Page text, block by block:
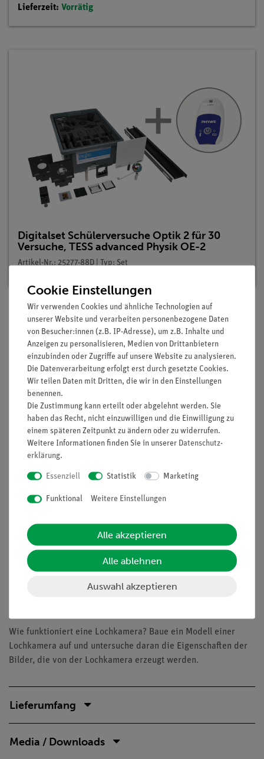
Lieferzeit: Vorrätig
Digitalset Schülerversuche Optik 2 für 30
Versuche, TESS advanced Physik OE-2
Artikel-Nr.: 25277-88D | Typ: Set
Beschreibung
Prinzip
Der Bau einer Lochkamera ist recht einfach, und die Schüler
fertigen i.a. gern eine Lochkamera an und experimentieren
mit ihr. Es empfiehlt sich daher, dass sie eine entsprechende
Hausaufgabe erhalten. Das Experiment mit dem Modell einer
Lochkamera hat den Vorzug, dass mit ihm exakte
Untersuchungen zu den Bedingungen möglich sind, die die
Bildqualität beeinflussen.
Vorteile
Grundlagen der geometrischen Optik auf dem Tisch,
Farbmischung und auf der optischen Bank
Erweiterung mit Aufbausets jederzeit möglich und keine
zusätzlichen Leuchten erforderlich, dadurch
Wiedererkennungswert für den Schüler
Wie funktioniert eine Lochkamera? Baue ein Modell einer
Lochkamera auf und untersuche daran die Eigenschaften der
Bilder, die von der Lochkamera erzeugt werden.
Lieferumfang
Media / Downloads
Cookie Einstellungen
Wir verwenden Cookies und ähnliche Technologien auf
unserer Website und verarbeiten personenbezogene Daten
von Besucher:innen (z.B. IP-Adresse), um z.B. Inhalte und
Anzeigen zu personalisieren, Medien von Drittanbietern
einzubinden oder Zugriffe auf unsere Website zu analysieren.
Die Datenverarbeitung erfolgt erst durch gesetzte Cookies.
Wir teilen Daten mit Dritten, die wir in den Einstellungen
benennen.
Die Zustimmung kann erteilt oder abgelehnt werden. Sie
haben das Recht, nicht einzuwilligen und die Einwilligung zu
einem späteren Zeitpunkt zu ändern oder zu widerrufen.
Weitere Informationen finden Sie in unserer Daten­schutz­
erklärung.
Essenziell Statistik Marketing
Funktional Weitere Einstellungen
Alle akzeptieren
Alle ablehnen
Auswahl akzeptieren